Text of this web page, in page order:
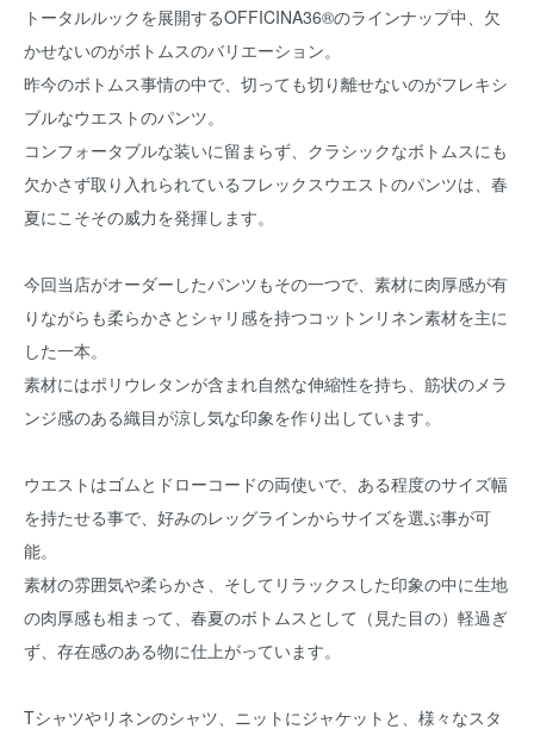
トータルルックを展開するOFFICINA36®のラインナップ中、欠
かせないのがボトムスのバリエーション。
昨今のボトムス事情の中で、切っても切り離せないのがフレキシ
ブルなウエストのパンツ。
コンフォータブルな装いに留まらず、クラシックなボトムスにも
欠かさず取り入れられているフレックスウエストのパンツは、春
夏にこそその威力を発揮します。
今回当店がオーダーしたパンツもその一つで、素材に肉厚感が有
りながらも柔らかさとシャリ感を持つコットンリネン素材を主に
した一本。
素材にはポリウレタンが含まれ自然な伸縮性を持ち、筋状のメラ
ンジ感のある織目が涼し気な印象を作り出しています。
ウエストはゴムとドローコードの両使いで、ある程度のサイズ幅
を持たせる事で、好みのレッグラインからサイズを選ぶ事が可
能。
素材の雰囲気や柔らかさ、そしてリラックスした印象の中に生地
の肉厚感も相まって、春夏のボトムスとして（見た目の）軽過ぎ
ず、存在感のある物に仕上がっています。
Tシャツやリネンのシャツ、ニットにジャケットと、様々なスタ